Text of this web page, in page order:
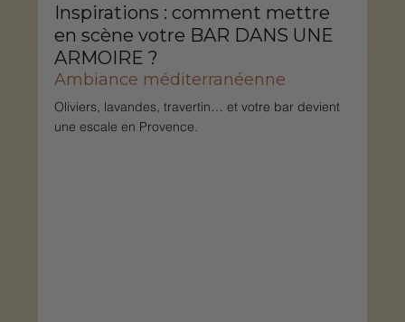
Inspirations : comment mettre
en scène votre BAR DANS UNE
ARMOIRE ?
Ambiance méditerranéenne
Oliviers, lavandes, travertin… et votre bar devient
une escale en Provence.